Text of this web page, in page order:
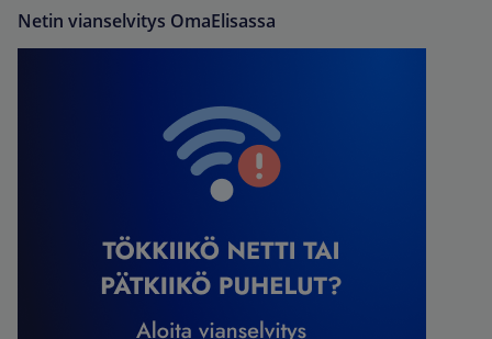
Netin vianselvitys OmaElisassa